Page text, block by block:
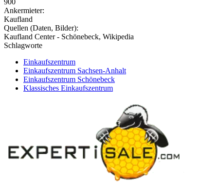
Ankermieter:
Kaufland
Quellen (Daten, Bilder):
Kaufland Center - Schönebeck, Wikipedia
Schlagworte
Einkaufszentrum
Einkaufszentrum Sachsen-Anhalt
Einkaufszentrum Schönebeck
Klassisches Einkaufszentrum